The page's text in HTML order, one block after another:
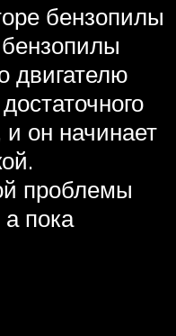
бензопилы
двигателю
и он начинает
проблемы
пока